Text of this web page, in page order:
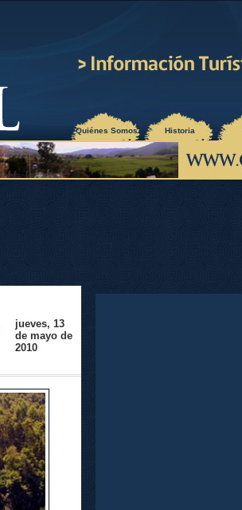
¿Quiénes Somos? Historia
jueves, 13
de mayo de
2010